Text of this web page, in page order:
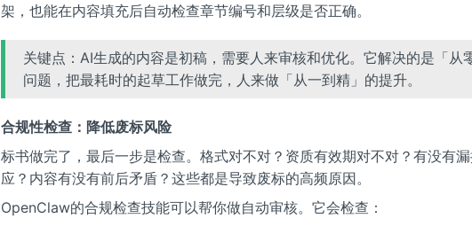
架，也能在内容填充后自动检查章节编号和层级是否正确。
关键点：AI生成的内容是初稿，需要人来审核和优化。它解决的是「从
问题，把最耗时的起草工作做完，人来做「从一到精」的提升。
合规性检查：降低废标风险
标书做完了，最后一步是检查。格式对不对？资质有效期对不对？有没有
应？内容有没有前后矛盾？这些都是导致废标的高频原因。
OpenClaw的合规检查技能可以帮你做自动审核。它会检查：